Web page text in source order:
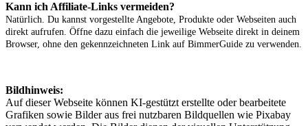
Kann ich Affiliate-Links vermeiden?
Natürlich. Du kannst vorgestellte Angebote, Produkte oder Webseiten auch
direkt aufrufen. Öffne dazu einfach die jeweilige Webseite direkt in deinem
Browser, ohne den gekennzeichneten Link auf BimmerGuide zu verwenden.
Bildhinweis:
Auf dieser Webseite können KI-gestützt erstellte oder bearbeitete
Grafiken sowie Bilder aus frei nutzbaren Bildquellen wie Pixabay